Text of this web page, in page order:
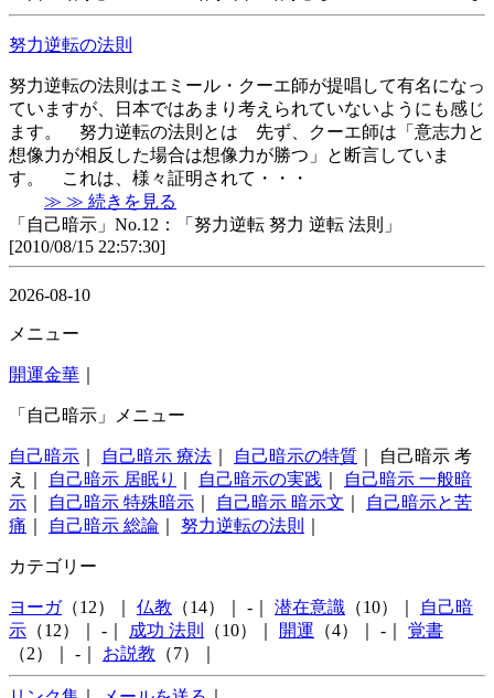
努力逆転の法則
努力逆転の法則はエミール・クーエ師が提唱して有名になっ
ていますが、日本ではあまり考えられていないようにも感じ
ます。 努力逆転の法則とは 先ず、クーエ師は「意志力と
想像力が相反した場合は想像力が勝つ」と断言していま
す。 これは、様々証明されて・・・
≫ ≫ 続きを見る
「自己暗示」No.12：「努力逆転 努力 逆転 法則」
[2010/08/15 22:57:30]
2026-08-10
メニュー
開運金華
「自己暗示」メニュー
自己暗示 自己暗示 療法 自己暗示の特質 ｜ 自己暗示 考
え｜
自己暗示 居眠り 自己暗示の実践
自己暗示 一般暗
示
自己暗示 特殊暗示 自己暗示 暗示文
自己暗示と苦
痛
自己暗示 総論 努力逆転の法則
カテゴリー
ヨーガ（12）｜ 仏教 （14）｜ -｜ 潜在意識 （10）｜
自己暗
示 （12）｜ -｜ 成功 法則 （10）｜ 開運 （4）｜ -｜ 覚書
（2）｜ -｜ お説教 （7）｜